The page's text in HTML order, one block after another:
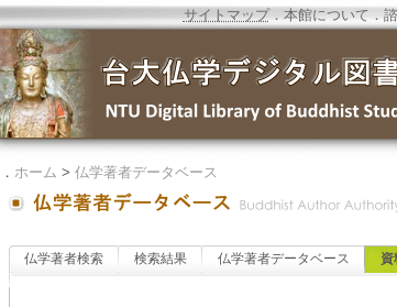
サイトマップ．本館について．
． ホーム > 仏学著者データベース
仏学著者検索 検索結果 仏学著者データベース 資